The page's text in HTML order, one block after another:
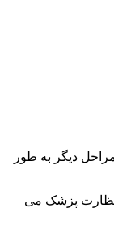
و باید مراحل دیگر به طور
نظارت پزشک می